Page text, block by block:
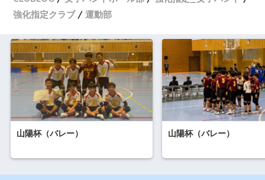
強化指定クラブ
運動部
山陽杯（バレー） 山陽杯（バレー）